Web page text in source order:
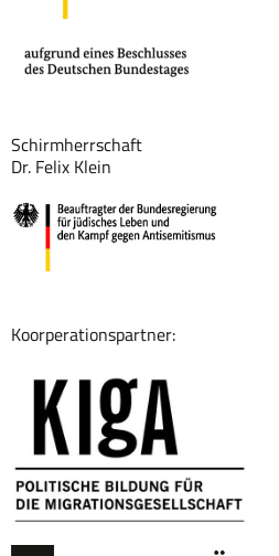
Schirmherrschaft
Dr. Felix Klein
Koorperationspartner: